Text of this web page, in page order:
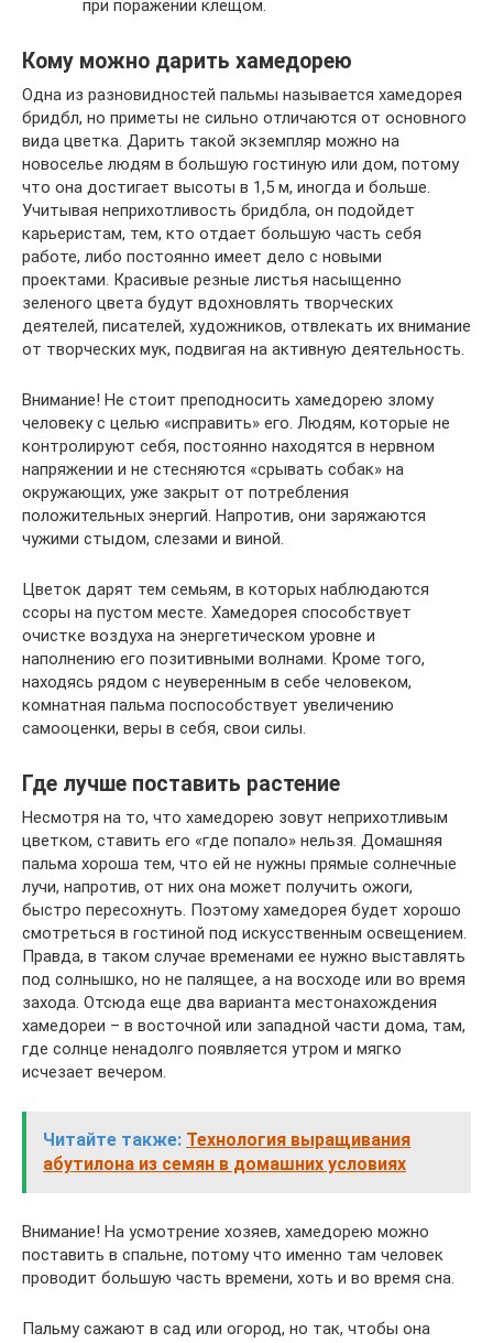
при поражении клещом.
Кому можно дарить хамедорею
Одна из разновидностей пальмы называется хамедорея
бридбл, но приметы не сильно отличаются от основного
вида цветка. Дарить такой экземпляр можно на
новоселье людям в большую гостиную или дом, потому
что она достигает высоты в 1,5 м, иногда и больше.
Учитывая неприхотливость бридбла, он подойдет
карьеристам, тем, кто отдает большую часть себя
работе, либо постоянно имеет дело с новыми
проектами. Красивые резные листья насыщенно
зеленого цвета будут вдохновлять творческих
деятелей, писателей, художников, отвлекать их внимание
от творческих мук, подвигая на активную деятельность.
Внимание! Не стоит преподносить хамедорею злому
человеку с целью «исправить» его. Людям, которые не
контролируют себя, постоянно находятся в нервном
напряжении и не стесняются «срывать собак» на
окружающих, уже закрыт от потребления
положительных энергий. Напротив, они заряжаются
чужими стыдом, слезами и виной.
Цветок дарят тем семьям, в которых наблюдаются
ссоры на пустом месте. Хамедорея способствует
очистке воздуха на энергетическом уровне и
наполнению его позитивными волнами. Кроме того,
находясь рядом с неуверенным в себе человеком,
комнатная пальма поспособствует увеличению
самооценки, веры в себя, свои силы.
Где лучше поставить растение
Несмотря на то, что хамедорею зовут неприхотливым
цветком, ставить его «где попало» нельзя. Домашняя
пальма хороша тем, что ей не нужны прямые солнечные
лучи, напротив, от них она может получить ожоги,
быстро пересохнуть. Поэтому хамедорея будет хорошо
смотреться в гостиной под искусственным освещением.
Правда, в таком случае временами ее нужно выставлять
под солнышко, но не палящее, а на восходе или во время
захода. Отсюда еще два варианта местонахождения
хамедореи – в восточной или западной части дома, там,
где солнце ненадолго появляется утром и мягко
исчезает вечером.
Читайте также: Технология выращивания
абутилона из семян в домашних условиях
Внимание! На усмотрение хозяев, хамедорею можно
поставить в спальне, потому что именно там человек
проводит большую часть времени, хоть и во время сна.
Пальму сажают в сад или огород, но так, чтобы она